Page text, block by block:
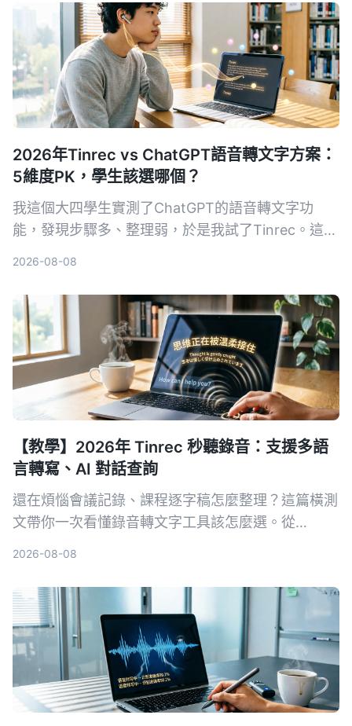
2026年Tinrec vs ChatGPT語音轉文字方案：
5維度PK，學生該選哪個？
我這個大四學生實測了ChatGPT的語音轉文字功
能，發現步驟多、整理弱，於是我試了Tinrec。這篇
錄。
2026-08-08
【教學】2026年 Tinrec 秒聽錄音：支援多語
言轉寫、AI 對話查詢
還在煩惱會議記錄、課程逐字稿怎麼整理？這篇橫測
文帶你一次看懂錄音轉文字工具該怎麼選。從
與場景推薦，幫你找到最適合的解決方案。
2026-08-08